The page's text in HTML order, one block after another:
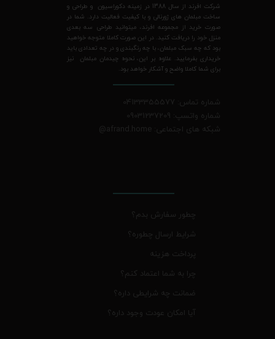
شرکت افرند از سال 1388 در زمینه دکوراسیون و طراحی و
ساخت مبلمان های ژورنالی و با کیفیت فعالیت دارد. شما در
صورت خرید از مجموعه افرند، میتوانید طراحی سه بعدی
منزل خود را دریافت کنید. در این صورت کاملا متوجه خواهید
بود که چه سبک مبلمان، با چه رنگبندی و در چه تعدادی باید
خریداری بفرمایید. علاوه بر این، نحوه چیدمان مبلمان نیز
برای شما کاملا واضح و آشکار خواهد بود.
شماره تماس: 04133355577
شماره واتسپ: 09031237209
شبکه های اجتماعی: afrand.home
@
چطور سفارش بدم؟
شرایط ارسال چطوره؟
پرداخت هزینه
چرا به شما اعتماد کنم؟
ضمانت چه شرایطی داره؟
آیا امکان عودت وجود داره؟